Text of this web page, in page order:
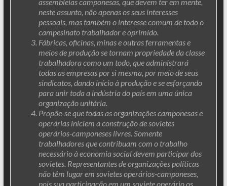
neste assunto, não apenas os seus interesses
pessoais, mas também o interesse comum de todo o
campesinato trabalhador e oprimido.
Fábricas, oficinas, minas e outras ferramentas e
meios de produção se tornam propriedade da classe
trabalhadora como um todo, que administrará
todas as empresas por si mesma, por meio de seus
sindicatos, dando início à produção e se esforçando
para unir toda a indústria do país em uma única
organização unitária.
Propõe-se que todas as organizações camponesas e
operárias iniciem a construção de sovietes
operários-camponeses livres. Somente
trabalhadores que contribuam com o trabalho
necessário à economia social devem participar dos
sovietes. Representantes de organizações políticas
não têm lugar em sovietes operários-camponeses,
pois sua participação em um soviete operário os